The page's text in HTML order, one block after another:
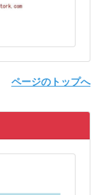
ページのトップへ